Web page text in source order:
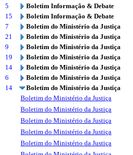
5
Boletim Informação & Debate
15
Boletim Informação & Debate
7
Boletim do Ministério da Justiça
21
Boletim do Ministério da Justiça
9
Boletim do Ministério da Justiça
19
Boletim do Ministério da Justiça
14
Boletim do Ministério da Justiça
6
Boletim do Ministério da Justiça
14
Boletim do Ministério da Justiça
Boletim do Ministério da Justiça
Boletim do Ministério da Justiça
Boletim do Ministério da Justiça
Boletim do Ministério da Justiça
Boletim do Ministério da Justiça